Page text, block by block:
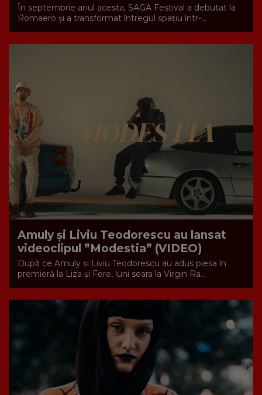
În septembrie anul acesta, SAGA Festival a debutat la
Romaero și a transformat întregul spațiu într-...
Amuly și Liviu Teodorescu au lansat
videoclipul ”Modestia” (VIDEO)
După ce Amuly și Liviu Teodorescu au adus piesa în
premieră la Liza și Fere, luni seara la Virgin Ra...